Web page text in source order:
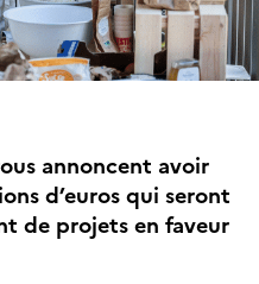
annoncent avoir
d’euros qui seront
de projets en faveur